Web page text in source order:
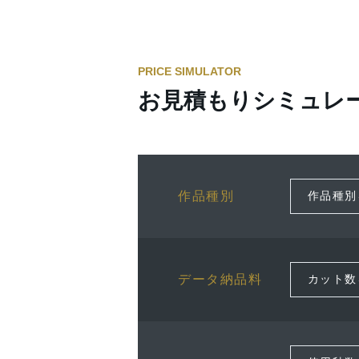
PRICE SIMULATOR
お見積もりシミュレ
作品種別
データ納品料